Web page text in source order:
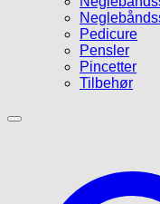
Pedicure
Pensler
Pincetter
Tilbehør